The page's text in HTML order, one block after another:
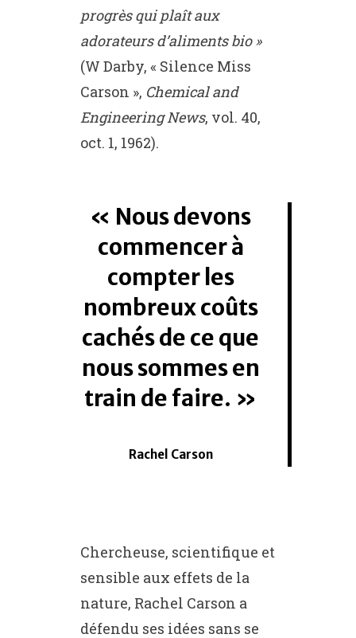
progrès qui plaît aux
adorateurs d’aliments bio »
(W Darby, « Silence Miss
Carson », Chemical and
Engineering News, vol. 40,
oct. 1, 1962).
Nous devons
commencer à
compter les
nombreux coûts
cachés de ce que
nous sommes en
train de faire.
Rachel Carson
Chercheuse, scientifique et
sensible aux effets de la
nature, Rachel Carson a
défendu ses idées sans se